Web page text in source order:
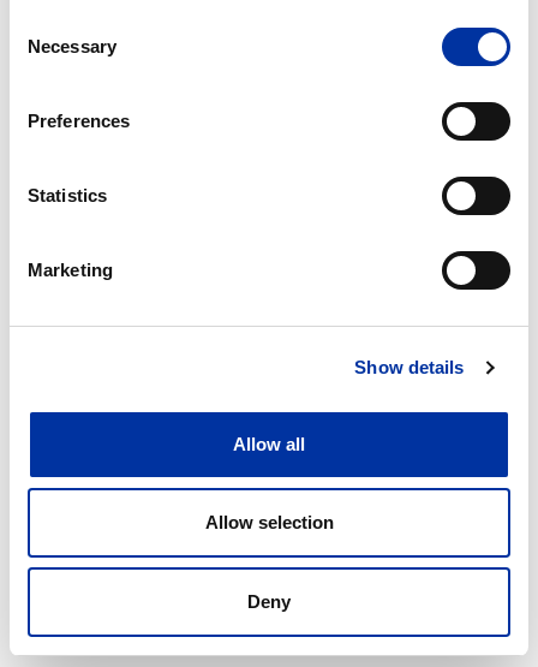
Selection
Necessary
Preferences
Statistics
Marketing
Show details
Allow all
Allow selection
Deny